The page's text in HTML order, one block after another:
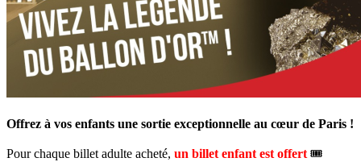
Offrez à vos enfants une sortie exceptionnelle au cœur de Paris !
Pour chaque billet adulte acheté, un billet enfant est offert 🎟️